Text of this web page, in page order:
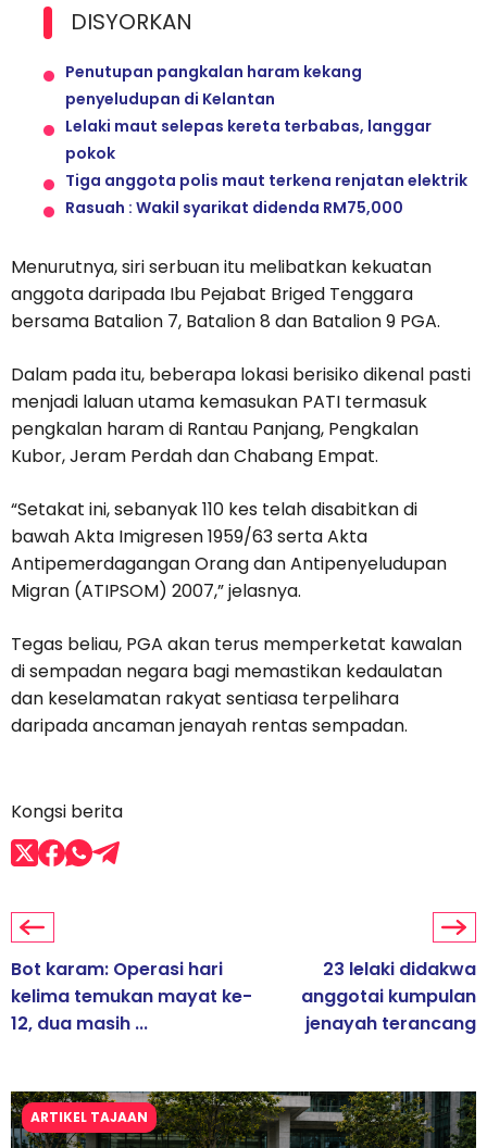
DISYORKAN
Penutupan pangkalan haram kekang
penyeludupan di Kelantan
Lelaki maut selepas kereta terbabas, langgar
pokok
Tiga anggota polis maut terkena renjatan elektrik
Rasuah : Wakil syarikat didenda RM75,000
Menurutnya, siri serbuan itu melibatkan kekuatan
anggota daripada Ibu Pejabat Briged Tenggara
bersama Batalion 7, Batalion 8 dan Batalion 9 PGA.
Dalam pada itu, beberapa lokasi berisiko dikenal pasti
menjadi laluan utama kemasukan PATI termasuk
pengkalan haram di Rantau Panjang, Pengkalan
Kubor, Jeram Perdah dan Chabang Empat.
“Setakat ini, sebanyak 110 kes telah disabitkan di
bawah Akta Imigresen 1959/63 serta Akta
Antipemerdagangan Orang dan Antipenyeludupan
Migran (ATIPSOM) 2007,” jelasnya.
Tegas beliau, PGA akan terus memperketat kawalan
di sempadan negara bagi memastikan kedaulatan
dan keselamatan rakyat sentiasa terpelihara
daripada ancaman jenayah rentas sempadan.
Kongsi berita
Bot karam: Operasi hari
kelima temukan mayat ke-
12, dua masih ...
23 lelaki didakwa
anggotai kumpulan
jenayah terancang
ARTIKEL TAJAAN